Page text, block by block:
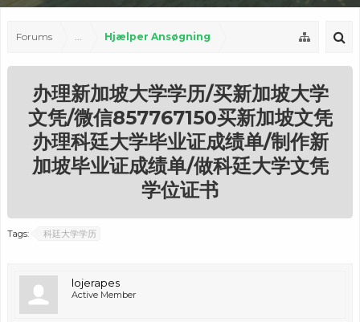
Forums ... Hjælper Ansøgning
办理新加坡大学学历/买新加坡大学
文凭/微信857767150买新加坡文凭
办理科廷大学毕业证成绩单/制作新
加坡毕业证成绩单/做科廷大学文凭
学位证书
Tags: 科廷大学学历
lojerapes
Active Member